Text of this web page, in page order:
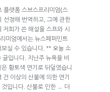
플랫폼 스브스프리미엄(스
선정해 번역하고, 그에 관한
희가 쓴 해설을 스프와 시
미엄에서는 뉴스페퍼민트
실 수 있습니다. ** 오늘 소
입니다. 지난주 뉴욕을 비
황토색 연기로 뒤덮였습니
이상의 산불에 의한 연기
입니다. 산불로 인한 → 더